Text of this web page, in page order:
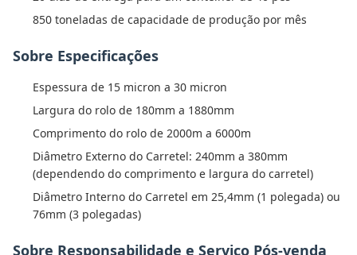
850 toneladas de capacidade de produção por mês
Sobre Especificações
Espessura de 15 micron a 30 micron
Largura do rolo de 180mm a 1880mm
Comprimento do rolo de 2000m a 6000m
Diâmetro Externo do Carretel: 240mm a 380mm
(dependendo do comprimento e largura do carretel)
Diâmetro Interno do Carretel em 25,4mm (1 polegada) ou
76mm (3 polegadas)
Sobre Responsabilidade e Serviço Pós-venda